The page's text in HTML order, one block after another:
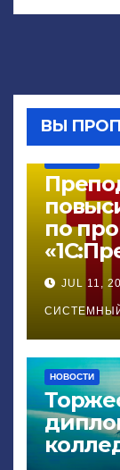
ВЫ
по
JUL 11,
НОВОСТИ